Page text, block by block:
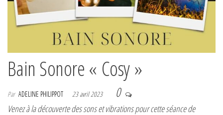
Bain Sonore « Cosy »
Par ADELINE PHILIPPOT 23 avril 2023 0
Venez à la découverte des sons et vibrations pour cette séance de